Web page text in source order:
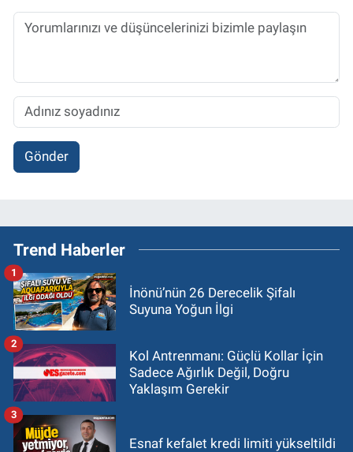
Gönder
Trend Haberler
İnönü’nün 26 Derecelik Şifalı
Suyuna Yoğun İlgi
1
Kol Antrenmanı: Güçlü Kollar İçin
Sadece Ağırlık Değil, Doğru
Yaklaşım Gerekir
2
Esnaf kefalet kredi limiti yükseltildi
3